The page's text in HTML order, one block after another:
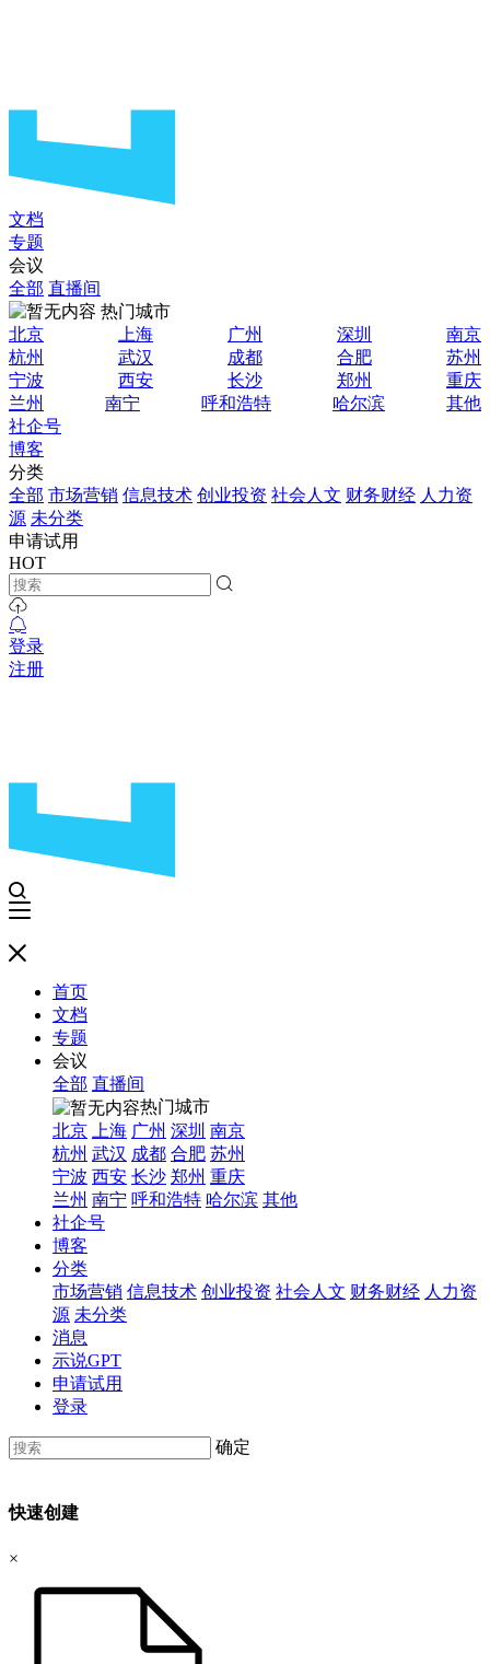
文档
专题
会议
全部 直播间
热门城市
北京
上海 广州 深圳
南京
杭州
武汉 成都 合肥
苏州
宁波
西安 长沙 郑州
重庆
兰州
南宁 呼和浩特 哈尔滨
其他
社企号
博客
分类
全部 市场营销 信息技术 创业投资 社会人文 财务财经 人力资
源 未分类
申请试用
HOT
登录
注册
首页
文档
专题
会议
全部 直播间
热门城市
北京
上海 广州 深圳 南京
杭州 武汉 成都 合肥 苏州
宁波 西安 长沙 郑州 重庆
兰州 南宁 呼和浩特 哈尔滨 其他
社企号
博客
分类
市场营销 信息技术 创业投资 社会人文 财务财经 人力资
源 未分类
消息
示说GPT
申请试用
登录
确定
快速创建
×